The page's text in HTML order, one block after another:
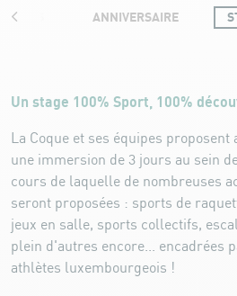
KIDS ANNIVERSAIRE
Un stage 100% Sport, 100%
La Coque et ses équipes proposent
une immersion de 3 jours au sein
cours de laquelle de nombreuses
seront proposées : sports de
jeux en salle, sports collectifs,
plein d'autres encore... encadrées
athlètes luxembourgeois !